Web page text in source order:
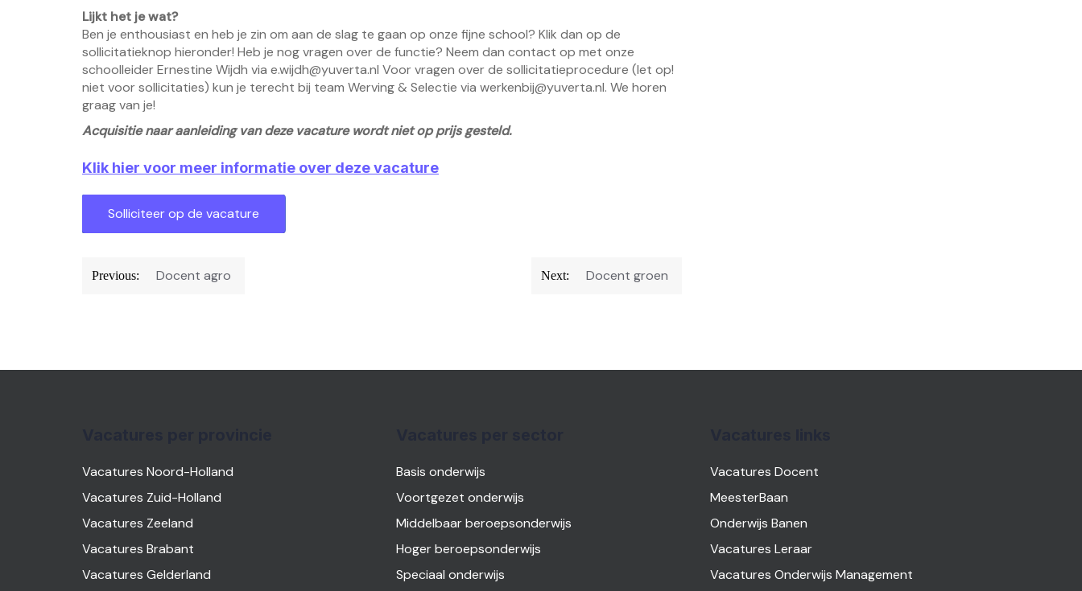
Lijkt het je wat?
Ben je enthousiast en heb je zin om aan de slag te gaan op onze fijne school? Klik dan op de
sollicitatieknop hieronder! Heb je nog vragen over de functie? Neem dan contact op met onze
schoolleider Ernestine Wijdh via e.wijdh@yuverta.nl Voor vragen over de sollicitatieprocedure (let op!
niet voor sollicitaties) kun je terecht bij team Werving & Selectie via werkenbij@yuverta.nl. We horen
graag van je!
Acquisitie naar aanleiding van deze vacature wordt niet op prijs gesteld.
Klik hier voor meer informatie over deze vacature
Bericht
Previous: Docent agro Next: Docent groen
Vacatures Noord-Holland
Vacatures Zuid-Holland
Vacatures Zeeland
Vacatures Brabant
Vacatures Gelderland
Basis onderwijs
Voortgezet onderwijs
Middelbaar beroepsonderwijs
Hoger beroepsonderwijs
Speciaal onderwijs
Vacatures Docent
MeesterBaan
Onderwijs Banen
Vacatures Leraar
Vacatures Onderwijs Management